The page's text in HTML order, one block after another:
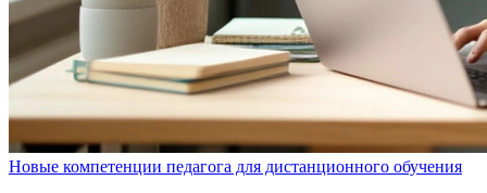
Новые компетенции педагога для дистанционного обучения